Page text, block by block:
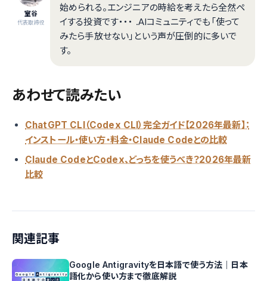
室谷
代表取締役
始められる。エンジニアの時給を考えたら全然ペ
イする投資です・・・ .AIコミュニティでも「使って
みたら手放せない」という声が圧倒的に多いで
す。
あわせて読みたい
ChatGPT CLI（Codex CLI）完全ガイド【2026年最新】：
インストール・使い方・料金・Claude Codeとの比較
Claude CodeとCodex、どっちを使うべき？2026年最新
比較
関連記事
Google Antigravityを日本語で使う方法｜日本
語化から使い方まで徹底解説